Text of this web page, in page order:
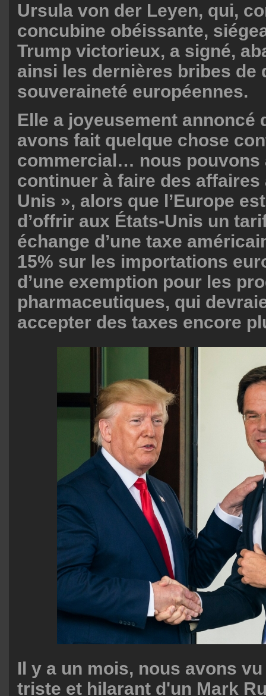
Ursula von der Leyen, qui,
concubine obéissante,
Trump victorieux, a signé,
ainsi les dernières bribes de
souveraineté européennes.
Elle a joyeusement annoncé
avons fait quelque chose
commercial… nous pouvons
continuer à faire des affaires
Unis », alors que l’Europe
d’offrir aux États-Unis un
échange d’une taxe
15% sur les importations
d’une exemption pour les
pharmaceutiques, qui
accepter des taxes encore
Il y a un mois, nous avons
triste et hilarant d'un Mark